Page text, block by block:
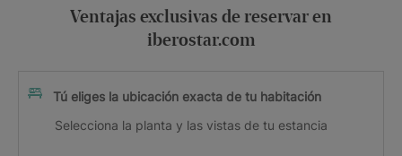
Ventajas exclusivas de reservar en
iberostar.com
Tú eliges la ubicación exacta de tu habitación
Selecciona la planta y las vistas de tu estancia